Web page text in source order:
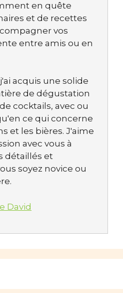
en quête
et de recettes
vos
entre amis ou en
acquis une solide
de dégustation
cocktails, avec ou
ce qui concerne
et les bières. J'aime
avec vous à
détaillés et
soyez novice ou
David